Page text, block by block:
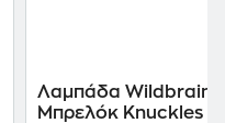
Λαμπάδα Wildbrain
Μπρελόκ Knuckles